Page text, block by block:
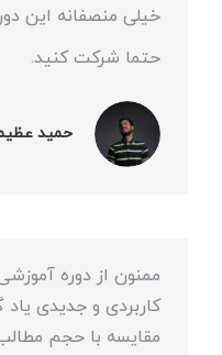
خیلی منصفانه این
حتما شرکت کنید.
حمید
ممنون از دوره
کاربردی و جدیدی
مقایسه با حجم